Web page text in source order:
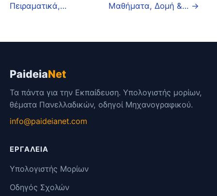
Πειραματικά,…
Μαθήματα, Δομή &… →
PaideiaNet
Τα πάντα για την Εκπαίδευση. Υπολογιστής μορίων,
θέματα Πανελλαδικών, οδηγοί Μηχανογραφικού.
info@paideianet.com
ΕΡΓΑΛΕΊΑ
Υπολογιστής Μορίων
Οδηγός Σχολών